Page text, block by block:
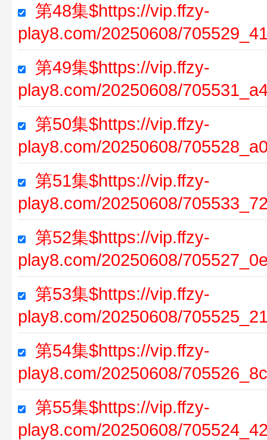
第48集$https://vip.ffzy-
play8.com/20250608/
第49集$https://vip.ffzy-
play8.com/20250608/
第50集$https://vip.ffzy-
play8.com/20250608/
第51集$https://vip.ffzy-
play8.com/20250608/
第52集$https://vip.ffzy-
play8.com/20250608/
第53集$https://vip.ffzy-
play8.com/20250608/
第54集$https://vip.ffzy-
play8.com/20250608/
第55集$https://vip.ffzy-
play8.com/20250608/